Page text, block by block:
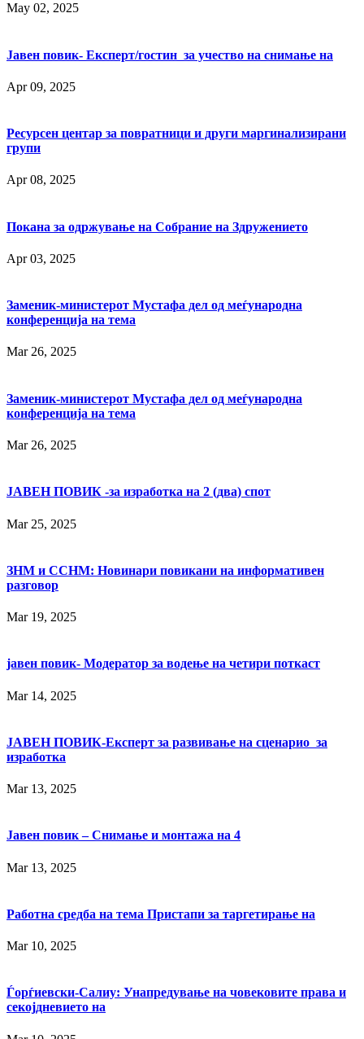
May 02, 2025
Јавен повик- Експерт/гостин за учество на снимање на
Apr 09, 2025
Ресурсен центар за повратници и други маргинализирани
групи
Apr 08, 2025
Покана за одржување на Собрание на Здружението
Apr 03, 2025
Заменик-министерот Мустафа дел од меѓународна
конференција на тема
Mar 26, 2025
Заменик-министерот Мустафа дел од меѓународна
конференција на тема
Mar 26, 2025
ЈАВЕН ПОВИК -за изработка на 2 (два) спот
Mar 25, 2025
ЗНМ и ССНМ: Новинари повикани на информативен
разговор
Mar 19, 2025
јавен повик- Модератор за водење на четири поткаст
Mar 14, 2025
ЈАВЕН ПОВИК-Експерт за развивање на сценарио за
изработка
Mar 13, 2025
Јавен повик – Снимање и монтажа на 4
Mar 13, 2025
Работна средба на тема Пристапи за таргетирање на
Mar 10, 2025
Ѓорѓиевски-Салиу: Унапредување на човековите права и
секојдневието на